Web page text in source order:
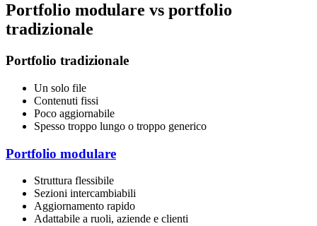
Portfolio modulare vs portfolio
tradizionale
Portfolio tradizionale
Un solo file
Contenuti fissi
Poco aggiornabile
Spesso troppo lungo o troppo generico
Portfolio modulare
Struttura flessibile
Sezioni intercambiabili
Aggiornamento rapido
Adattabile a ruoli, aziende e clienti